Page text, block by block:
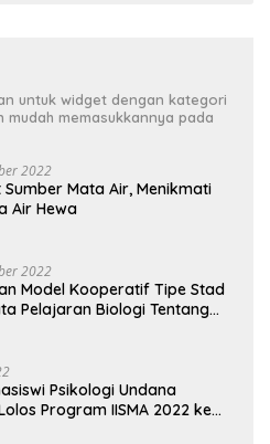
untuk widget dengan kategori
memasukkannya pada
2022
Mata Air, Menikmati
Air Hewa
2022
Model Kooperatif Tipe Stad
Pelajaran Biologi Tentang
Psikologi Undana
Program IISMA 2022 ke